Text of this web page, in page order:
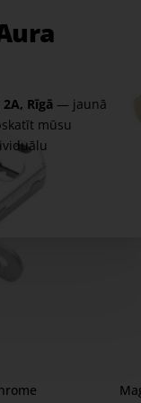
Rīgā — jaunā
mūsu